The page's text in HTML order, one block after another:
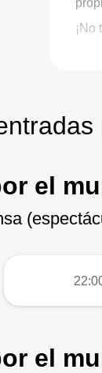
¡No
el
el